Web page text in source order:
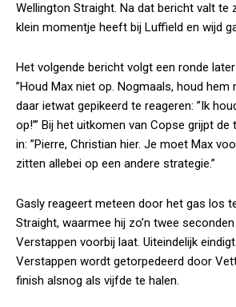
Wellington Straight. Na dat bericht valt te
klein momentje heeft bij Luffield en wijd
Het volgende bericht volgt een ronde
”Houd Max niet op. Nogmaals, houd hem
daar ietwat gepikeerd te reageren: ”Ik
op!’” Bij het uitkomen van Copse grijpt de
in: ”Pierre, Christian hier. Je moet Max
zitten allebei op een andere strategie.”
Gasly reageert meteen door het gas los
Straight, waarmee hij zo’n twee
Verstappen voorbij laat. Uiteindelijk
Verstappen wordt getorpedeerd door
finish alsnog als vijfde te halen.